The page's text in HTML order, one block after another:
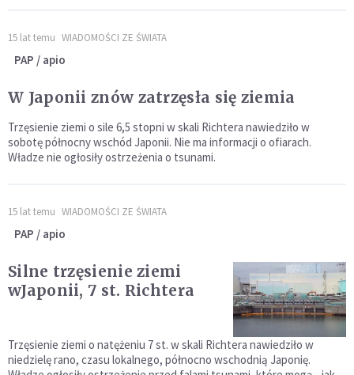
15 lat temu WIADOMOŚCI ZE ŚWIATA
PAP / apio
W Japonii znów zatrzęsła się ziemia
Trzęsienie ziemi o sile 6,5 stopni w skali Richtera nawiedziło w
sobotę północny wschód Japonii. Nie ma informacji o ofiarach.
Władze nie ogłosiły ostrzeżenia o tsunami.
15 lat temu WIADOMOŚCI ZE ŚWIATA
PAP / apio
Silne trzęsienie ziemi
wJaponii, 7 st. Richtera
Trzęsienie ziemi o natężeniu 7 st. w skali Richtera nawiedziło w
niedzielę rano, czasu lokalnego, północno wschodnią Japonię.